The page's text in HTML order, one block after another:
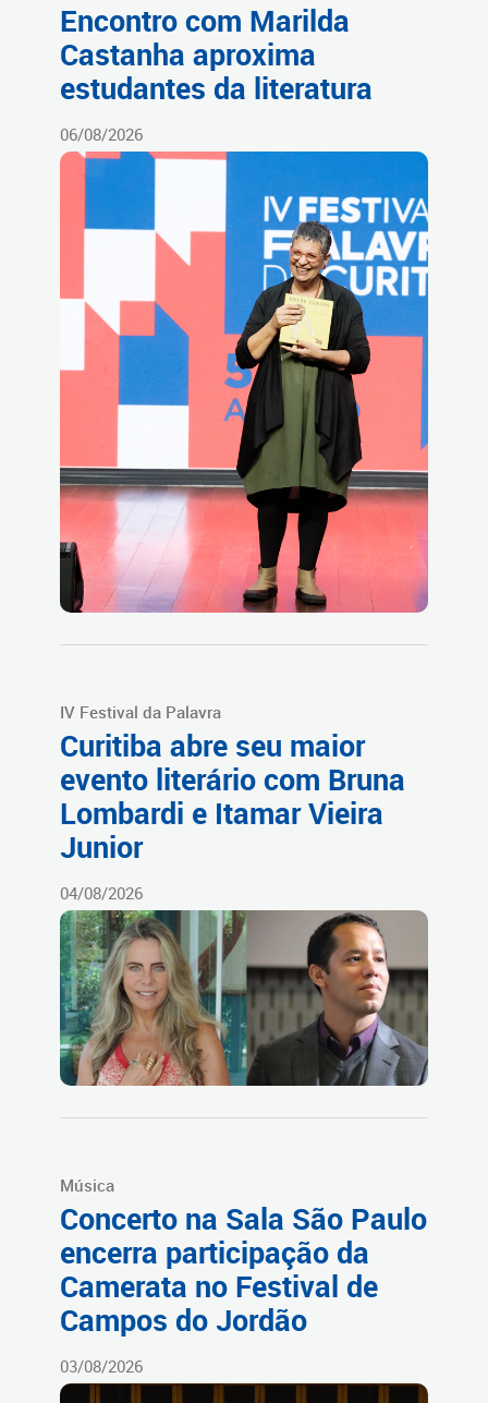
Encontro com Marilda
Castanha aproxima
estudantes da literatura
06/08/2026
IV Festival da Palavra
Curitiba abre seu maior
evento literário com Bruna
Lombardi e Itamar Vieira
Junior
04/08/2026
Música
Concerto na Sala São Paulo
encerra participação da
Camerata no Festival de
Campos do Jordão
03/08/2026